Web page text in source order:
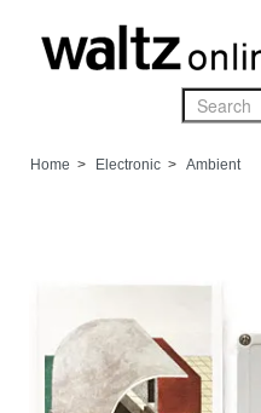
Home > Electronic > Ambient